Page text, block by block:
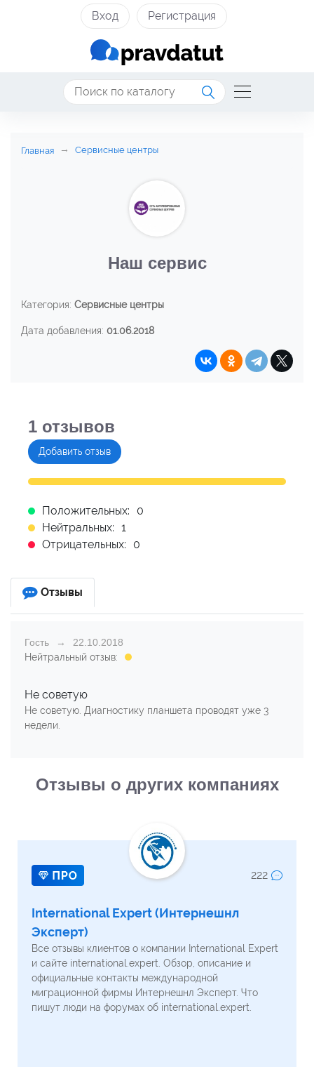
Вход Регистрация
Главная Сервисные центры
Наш сервис
Категория: Сервисные центры
Дата добавления: 01.06.2018
1 отзывов
Добавить отзыв
Положительных:
0
Нейтральных: 1
Отрицательных:
0
Отзывы
Гость
22.10.2018
Нейтральный отзыв:
Не советую
Не советую. Диагностику планшета проводят уже 3
недели.
Отзывы о других компаниях
222
International Expert (Интернешнл
Эксперт)
Все отзывы клиентов о компании International Expert
и сайте international.expert. Обзор, описание и
официальные контакты международной
миграционной фирмы Интернешнл Эксперт. Что
пишут люди на форумах об international.expert.